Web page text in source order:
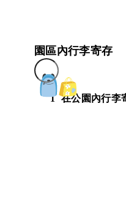
園區內行李寄存
1 在公園內行李